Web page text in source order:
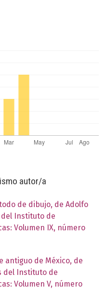
autor/a
de dibujo, de Adolfo
del Instituto de
Volumen IX, número
antiguo de México, de
del Instituto de
Volumen V, número